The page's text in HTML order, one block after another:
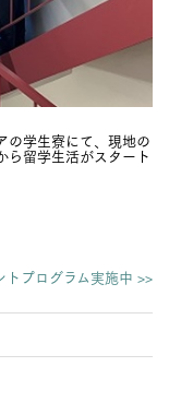
の学生寮にて、現地の
ら留学生活がスタート
トプログラム実施中 >>